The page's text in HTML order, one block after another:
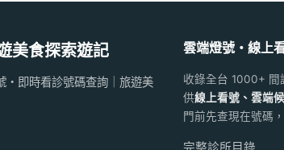
美食探索遊記
・即時看診號碼查詢｜旅遊美
雲端燈號・線上
收錄全台 1000+ 間
供線上看號、雲端
門前先查現在號碼